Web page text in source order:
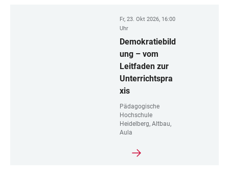
Fr, 23. Okt 2026, 16:00
Uhr
Demokratiebild
ung – vom
Leitfaden zur
Unterrichtspra
xis
Pädagogische
Hochschule
Heidelberg, Altbau,
Aula